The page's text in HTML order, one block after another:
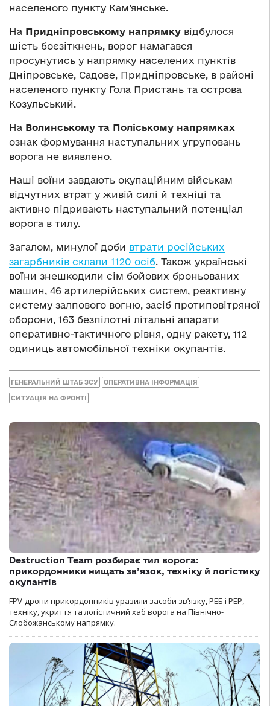
населеного пункту Кам’янське.
На Придніпровському напрямку відбулося
шість боєзіткнень, ворог намагався
просунутись у напрямку населених пунктів
Дніпровське, Садове, Придніпровське, в районі
населеного пункту Гола Пристань та острова
Козульський.
На Волинському та Поліському напрямках
ознак формування наступальних угруповань
ворога не виявлено.
Наші воїни завдають окупаційним військам
відчутних втрат у живій силі й техніці та
активно підривають наступальний потенціал
ворога в тилу.
Загалом, минулої доби втрати російських
загарбників склали 1120 осіб. Також українські
воїни знешкодили сім бойових броньованих
машин, 46 артилерійських систем, реактивну
систему залпового вогню, засіб протиповітряної
оборони, 163 безпілотні літальні апарати
оперативно-тактичного рівня, одну ракету, 112
одиниць автомобільної техніки окупантів.
ГЕНЕРАЛЬНИЙ ШТАБ ЗСУ ОПЕРАТИВНА ІНФОРМАЦІЯ
СИТУАЦІЯ НА ФРОНТІ
Destruction Team розбирає тил ворога:
прикордонники нищать зв’язок, техніку й логістику
окупантів
FPV-дрони прикордонників уразили засоби зв’язку, РЕБ і РЕР,
техніку, укриття та логістичний хаб ворога на Північно-
Слобожанському напрямку.